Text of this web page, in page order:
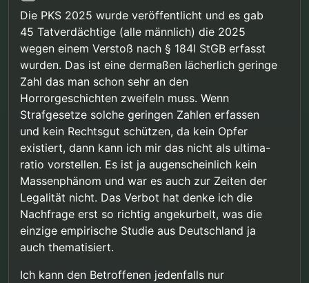
Die PKS 2025 wurde veröffentlicht und es gab
45 Tatverdächtige (alle männlich) die 2025
wegen einem Verstoß nach § 184l StGB erfasst
wurden. Das ist eine dermaßen lächerlich geringe
Zahl das man schon sehr an den
Horrorgeschichten zweifeln muss. Wenn
Strafgesetze solche geringen Zahlen erfassen
und kein Rechtsgut schützen, da kein Opfer
existiert, dann kann ich mir das nicht als ultima-
ratio vorstellen. Es ist ja augenscheinlich kein
Massenphänom und war es auch zur Zeiten der
Legalität nicht. Das Verbot hat denke ich die
Nachfrage erst so richtig angekurbelt, was die
einzige empirische Studie aus Deutschland ja
auch thematisiert.
Ich kann den Betroffenen jedenfalls nur